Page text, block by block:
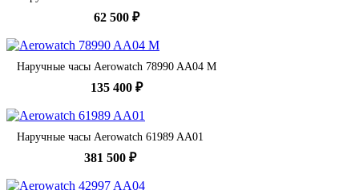
62 500 ₽
Наручные часы Aerowatch 78990 AA04 M
135 400 ₽
Наручные часы Aerowatch 61989 AA01
381 500 ₽